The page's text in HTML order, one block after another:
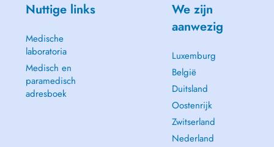
Nuttige links
Medische
laboratoria
Medisch en
paramedisch
adresboek
We zijn
aanwezig
Luxemburg
België
Duitsland
Oostenrijk
Zwitserland
Nederland